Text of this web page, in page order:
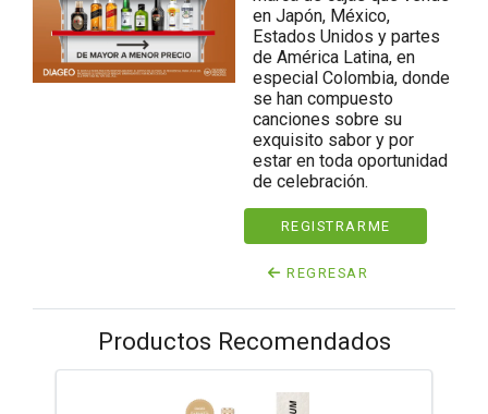
en Japón, México,
Estados Unidos y partes
de América Latina, en
especial Colombia, donde
se han compuesto
canciones sobre su
exquisito sabor y por
estar en toda oportunidad
de celebración.
REGISTRARME
REGRESAR
Productos Recomendados